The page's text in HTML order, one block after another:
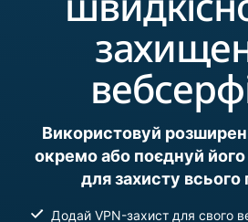
Використовуй
окремо або поєднуй його
для захисту
Додай VPN-захист для свого